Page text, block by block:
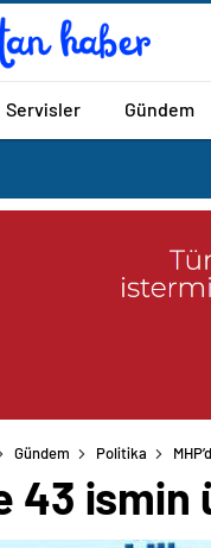
Servisler Gündem
Gündem Politika
43